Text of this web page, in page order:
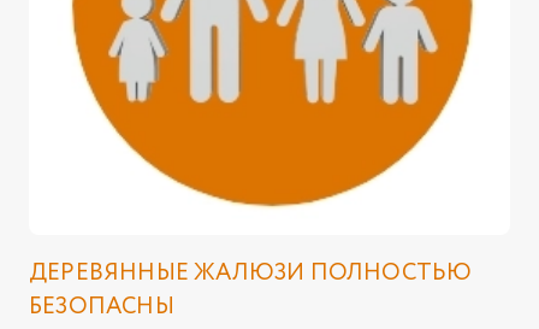
ДЕРЕВЯННЫЕ ЖАЛЮЗИ ПОЛНОСТЬЮ
БЕЗОПАСНЫ